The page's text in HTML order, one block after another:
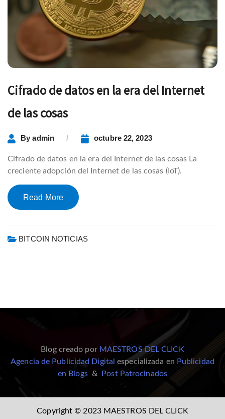
Cifrado de datos en la era del Internet
de las cosas
Byadmin octubre 22, 2023
Cifrado de datos en la era del Internet de las cosas La
creciente adopción del Internet de las cosas (IoT).
Read More
BITCOIN NOTICIAS
Blog creado por MAESTROS DEL CLICK
Agencia de Publicidad Digital especializada en Publicidad
en Blogs& Post Patrocinados
Copyright © 2023 MAESTROS DEL CLICK